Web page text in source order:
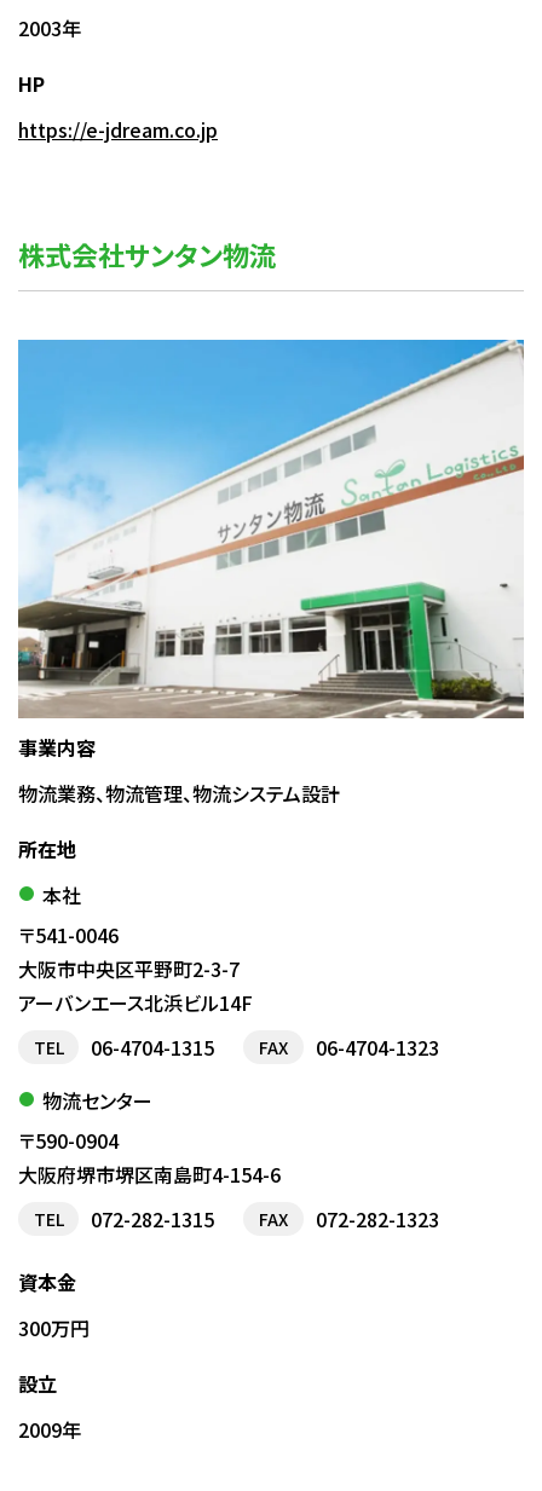
2003年
HP
https://e-jdream.co.jp
株式会社サンタン物流
事業内容
物流業務、物流管理、物流システム設計
所在地
本社
〒541-0046
大阪市中央区平野町2-3-7
アーバンエース北浜ビル14F
TEL 06-4704-1315 FAX
06-4704-1323
物流センター
〒590-0904
大阪府堺市堺区南島町4-154-6
TEL 072-282-1315 FAX 072-282-1323
資本金
300万円
設立
2009年